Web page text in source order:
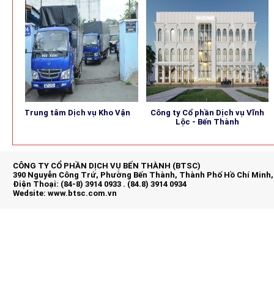
Trung tâm Dịch vụ Kho Vận
Công ty Cổ phần Dịch vụ Vĩnh
Lộc - Bến Thành
CÔNG TY CỔ PHẦN DỊCH VỤ BẾN THÀNH (BTSC)
390 Nguyễn Công Trứ, Phường Bến Thành, Thành Phố Hồ Chí
Điện Thoại: (84-8) 3914 0933 . (84.8) 3914 0934
Wedsite: www.btsc.com.vn